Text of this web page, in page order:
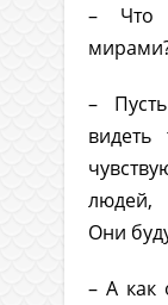
– Что
–
людей,
Они
– А как